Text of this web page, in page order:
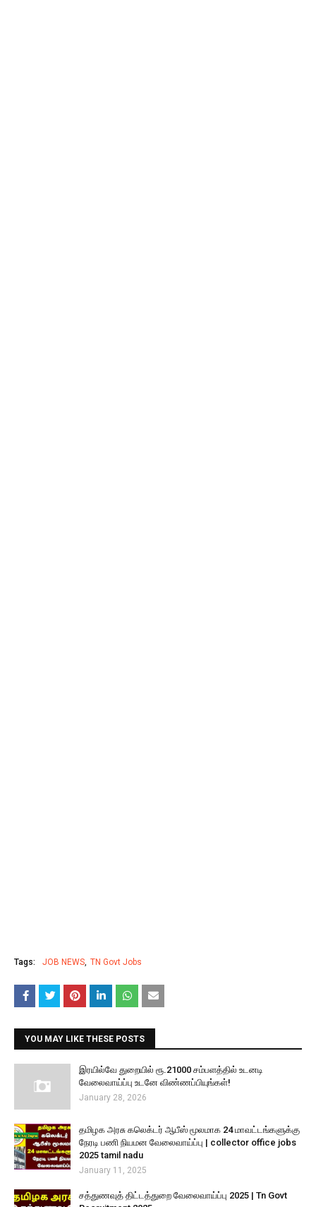
Tags: JOB NEWS TN Govt Jobs
YOU MAY LIKE THESE POSTS
இரயில்வே துறையில் ரூ.21000 சம்பளத்தில் உடனடி
வேலைவாய்ப்பு உடனே விண்ணப்பியுங்கள்!
January 28, 2026
தமிழக அரசு கலெக்டர் ஆபீஸ் மூலமாக 24 மாவட்டங்களுக்கு
நேரடி பணி நியமன வேலைவாய்ப்பு | collector office jobs
2025 tamil nadu
January 11, 2025
சத்துணவுத் திட்டத்துறை வேலைவாய்ப்பு 2025 | Tn Govt